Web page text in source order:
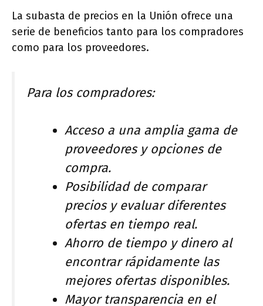
La subasta de precios en la Unión ofrece una
serie de beneficios tanto para los compradores
como para los proveedores.
Para los compradores:
Acceso a una amplia gama de
proveedores y opciones de
compra.
Posibilidad de comparar
precios y evaluar diferentes
ofertas en tiempo real.
Ahorro de tiempo y dinero al
encontrar rápidamente las
mejores ofertas disponibles.
Mayor transparencia en el